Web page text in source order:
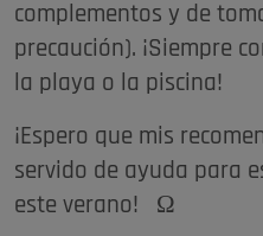
complementos y de
precaución). ¡Siempre
la playa o la piscina!
¡Espero que mis
servido de ayuda para
este verano! Ω